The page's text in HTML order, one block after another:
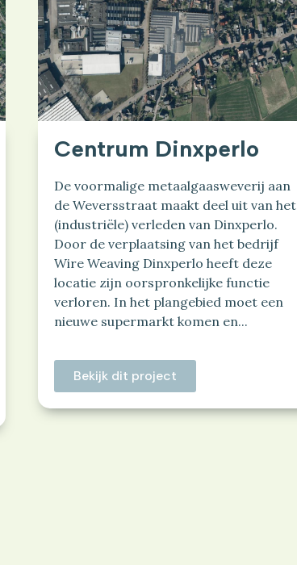
Centrum Dinxperlo
De voormalige metaalgaasweverij aan
de Weversstraat maakt deel uit van het
(industriële) verleden van Dinxperlo.
Door de verplaatsing van het bedrijf
Wire Weaving Dinxperlo heeft deze
locatie zijn oorspronkelijke functie
verloren. In het plangebied moet een
nieuwe supermarkt komen en...
Bekijk dit project